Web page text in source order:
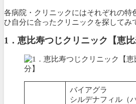
各病院・クリニックにはそれぞれの特
ひ自分に合ったクリニックを探してみ
1．恵比寿つじクリニック【恵比
バイアグラ
シルデナフィル（